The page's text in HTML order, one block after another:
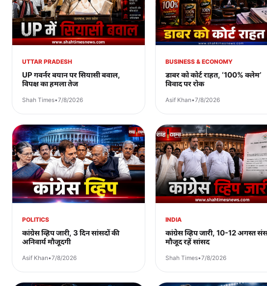
UTTAR PRADESH
UP गवर्नर बयान पर सियासी बवाल,
विपक्ष का हमला तेज
Shah Times•7/8/2026
BUSINESS & ECONOMY
डाबर को कोर्ट राहत, ‘100% क्लेम’
विवाद पर रोक
Asif Khan•7/8/2026
POLITICS
कांग्रेस व्हिप जारी, 3 दिन सांसदों की
अनिवार्य मौजूदगी
Asif Khan•7/8/2026
INDIA
कांग्रेस व्हिप जारी, 10-12 अगस्त
मौजूद रहें सांसद
Shah Times•7/8/2026